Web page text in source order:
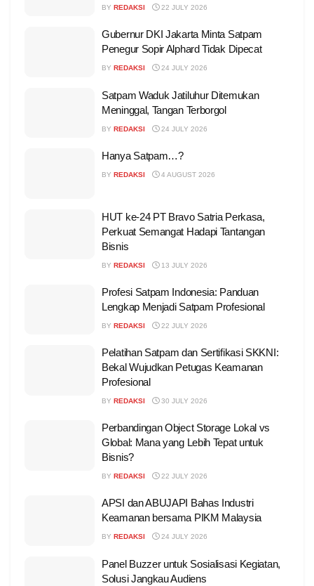
BY REDAKSI 22 JULY 2026
Gubernur DKI Jakarta Minta Satpam
Penegur Sopir Alphard Tidak Dipecat
BY REDAKSI 24 JULY 2026
Satpam Waduk Jatiluhur Ditemukan
Meninggal, Tangan Terborgol
BY REDAKSI 24 JULY 2026
Hanya Satpam…?
BY REDAKSI 4 AUGUST 2026
HUT ke-24 PT Bravo Satria Perkasa,
Perkuat Semangat Hadapi Tantangan
Bisnis
BY REDAKSI 13 JULY 2026
Profesi Satpam Indonesia: Panduan
Lengkap Menjadi Satpam Profesional
BY REDAKSI 22 JULY 2026
Pelatihan Satpam dan Sertifikasi SKKNI:
Bekal Wujudkan Petugas Keamanan
Profesional
BY REDAKSI 30 JULY 2026
Perbandingan Object Storage Lokal vs
Global: Mana yang Lebih Tepat untuk
Bisnis?
BY REDAKSI 22 JULY 2026
APSI dan ABUJAPI Bahas Industri
Keamanan bersama PIKM Malaysia
BY REDAKSI 24 JULY 2026
Panel Buzzer untuk Sosialisasi Kegiatan,
Solusi Jangkau Audiens